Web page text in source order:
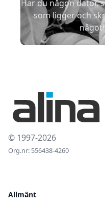
Har du någon dator,
som ligger och
något!
© 1997-2026
Org.nr: 556438-4260
Allmänt